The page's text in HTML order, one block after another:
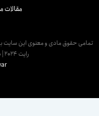
مقالات
حقوق مادی و معنوی این سایت
رایت 2024 | طراحی و توسعه توسط